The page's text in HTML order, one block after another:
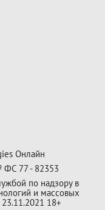
Онлайн
ФС 77 - 82353
по надзору в
и массовых
18+